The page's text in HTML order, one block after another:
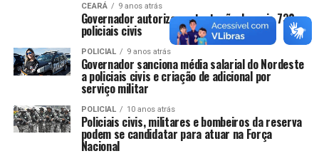
CEARÁ 9 anos atrás
Governador autoriza contratação de mais 730
policiais civis
POLICIAL 9 anos atrás
Governador sanciona média salarial do Nordeste
a policiais civis e criação de adicional por
serviço militar
POLICIAL 10 anos atrás
Policiais civis, militares e bombeiros da reserva
podem se candidatar para atuar na Força
Nacional